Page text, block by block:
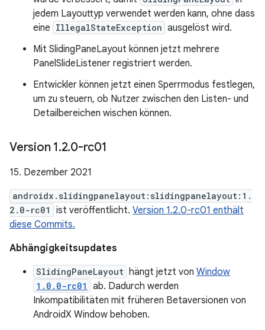
jedem Layouttyp verwendet werden kann, ohne dass
eine IllegalStateException ausgelöst wird.
Mit SlidingPaneLayout können jetzt mehrere
PanelSlideListener registriert werden.
Entwickler können jetzt einen Sperrmodus festlegen,
um zu steuern, ob Nutzer zwischen den Listen- und
Detailbereichen wischen können.
Version 1.2.0-rc01
15. Dezember 2021
androidx.slidingpanelayout:slidingpanelayout:1.
2.0-rc01
ist veröffentlicht. Version 1.2.0-rc01 enthält
diese Commits.
Abhängigkeitsupdates
SlidingPaneLayout hängt jetzt von Window
1.0.0-rc01
ab. Dadurch werden
Inkompatibilitäten mit früheren Betaversionen von
AndroidX Window behoben.